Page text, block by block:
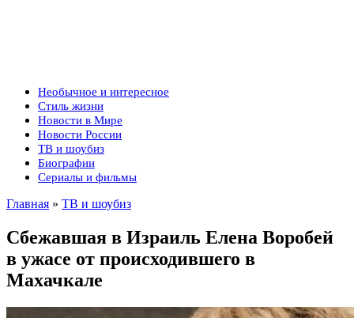
Необычное и интересное
Стиль жизни
Новости в Мире
Новости России
ТВ и шоубиз
Биографии
Сериалы и фильмы
Главная » ТВ и шоубиз
Сбежавшая в Израиль Елена Воробей
в ужасе от происходившего в
Махачкале